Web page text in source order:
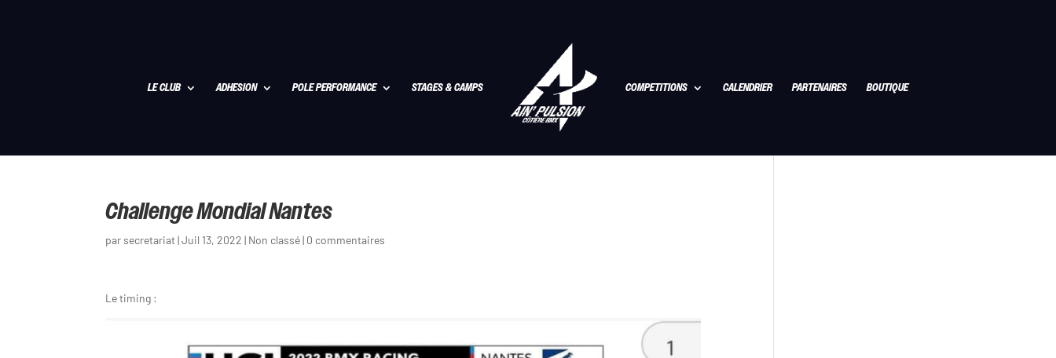
LE CLUB ADHESION POLE PERFORMANCE STAGES & CAMPS COMPETITIONS CALENDRIER PARTENAIRES BOUTIQUE
Challenge Mondial Nantes
par secretariat|Juil 13, 2022 | Non classé| 0 commentaires
Le timing :